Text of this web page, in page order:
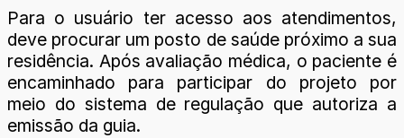
Para o usuário ter acesso aos atendimentos,
deve procurar um posto de saúde próximo a sua
residência. Após avaliação médica, o paciente é
encaminhado para participar do projeto por
meio do sistema de regulação que autoriza a
emissão da guia.